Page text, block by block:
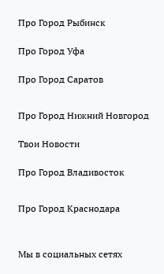
Про Город Рыбинск
Про Город Уфа
Про Город Саратов
Про Город Нижний Новгород
Твои Новости
Про Город Владивосток
Про Город Краснодара
Мы в социальных сетях